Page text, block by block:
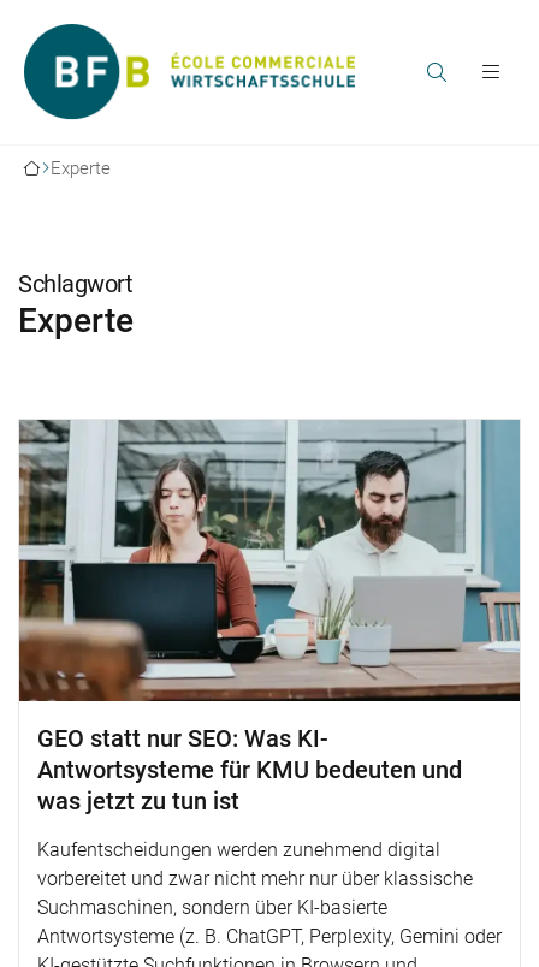
Experte
Schlagwort
Experte
GEO statt nur SEO: Was KI-
Antwortsysteme für KMU bedeuten und
was jetzt zu tun ist
Kaufentscheidungen werden zunehmend digital
vorbereitet und zwar nicht mehr nur über klassische
Suchmaschinen, sondern über KI-basierte
Antwortsysteme (z. B. ChatGPT, Perplexity, Gemini oder